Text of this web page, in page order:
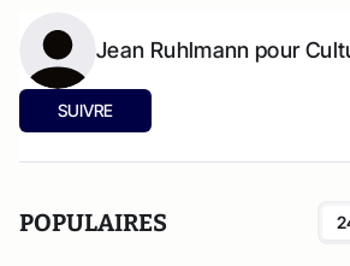
Jean Ruhlmann pour
SUIVRE
POPULAIRES